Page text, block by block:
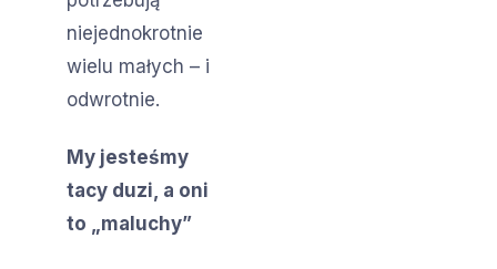
niejednokrotnie
wielu małych – i
odwrotnie.
My jesteśmy
tacy duzi, a oni
to „maluchy”